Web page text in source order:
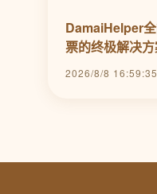
DamaiHelper
票的终极解决
2026/8/8 16:59:35